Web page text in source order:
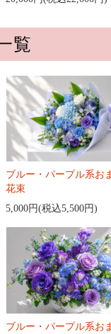
覧
ブルー・パープル系お
花束
5,000円(税込5,500円)
ブルー・パープル系お